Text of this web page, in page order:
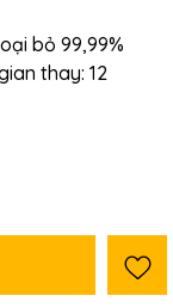
bỏ 99,99%
thay: 12